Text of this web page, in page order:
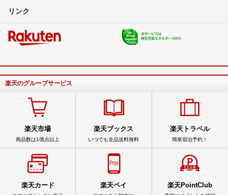
リンク
楽天のグループサービス
楽天市場
商品数は1億点以上
楽天ブックス
いつでも全品送料無料
楽天トラベル
簡単宿泊予約！
楽天カード 楽天ペイ 楽天PointClub